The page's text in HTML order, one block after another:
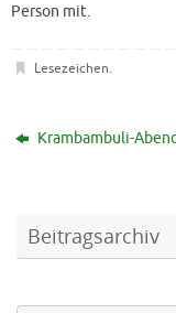
Person mit.
Lesezeichen.
Krambambuli-
Beitragsarchiv